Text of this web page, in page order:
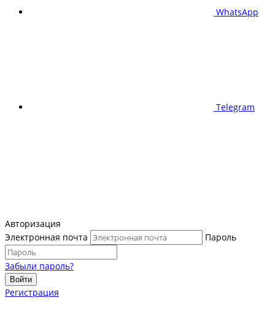
WhatsApp
Telegram
Авторизация
Электронная почта
Пароль
Забыли пароль?
Войти
Регистрация